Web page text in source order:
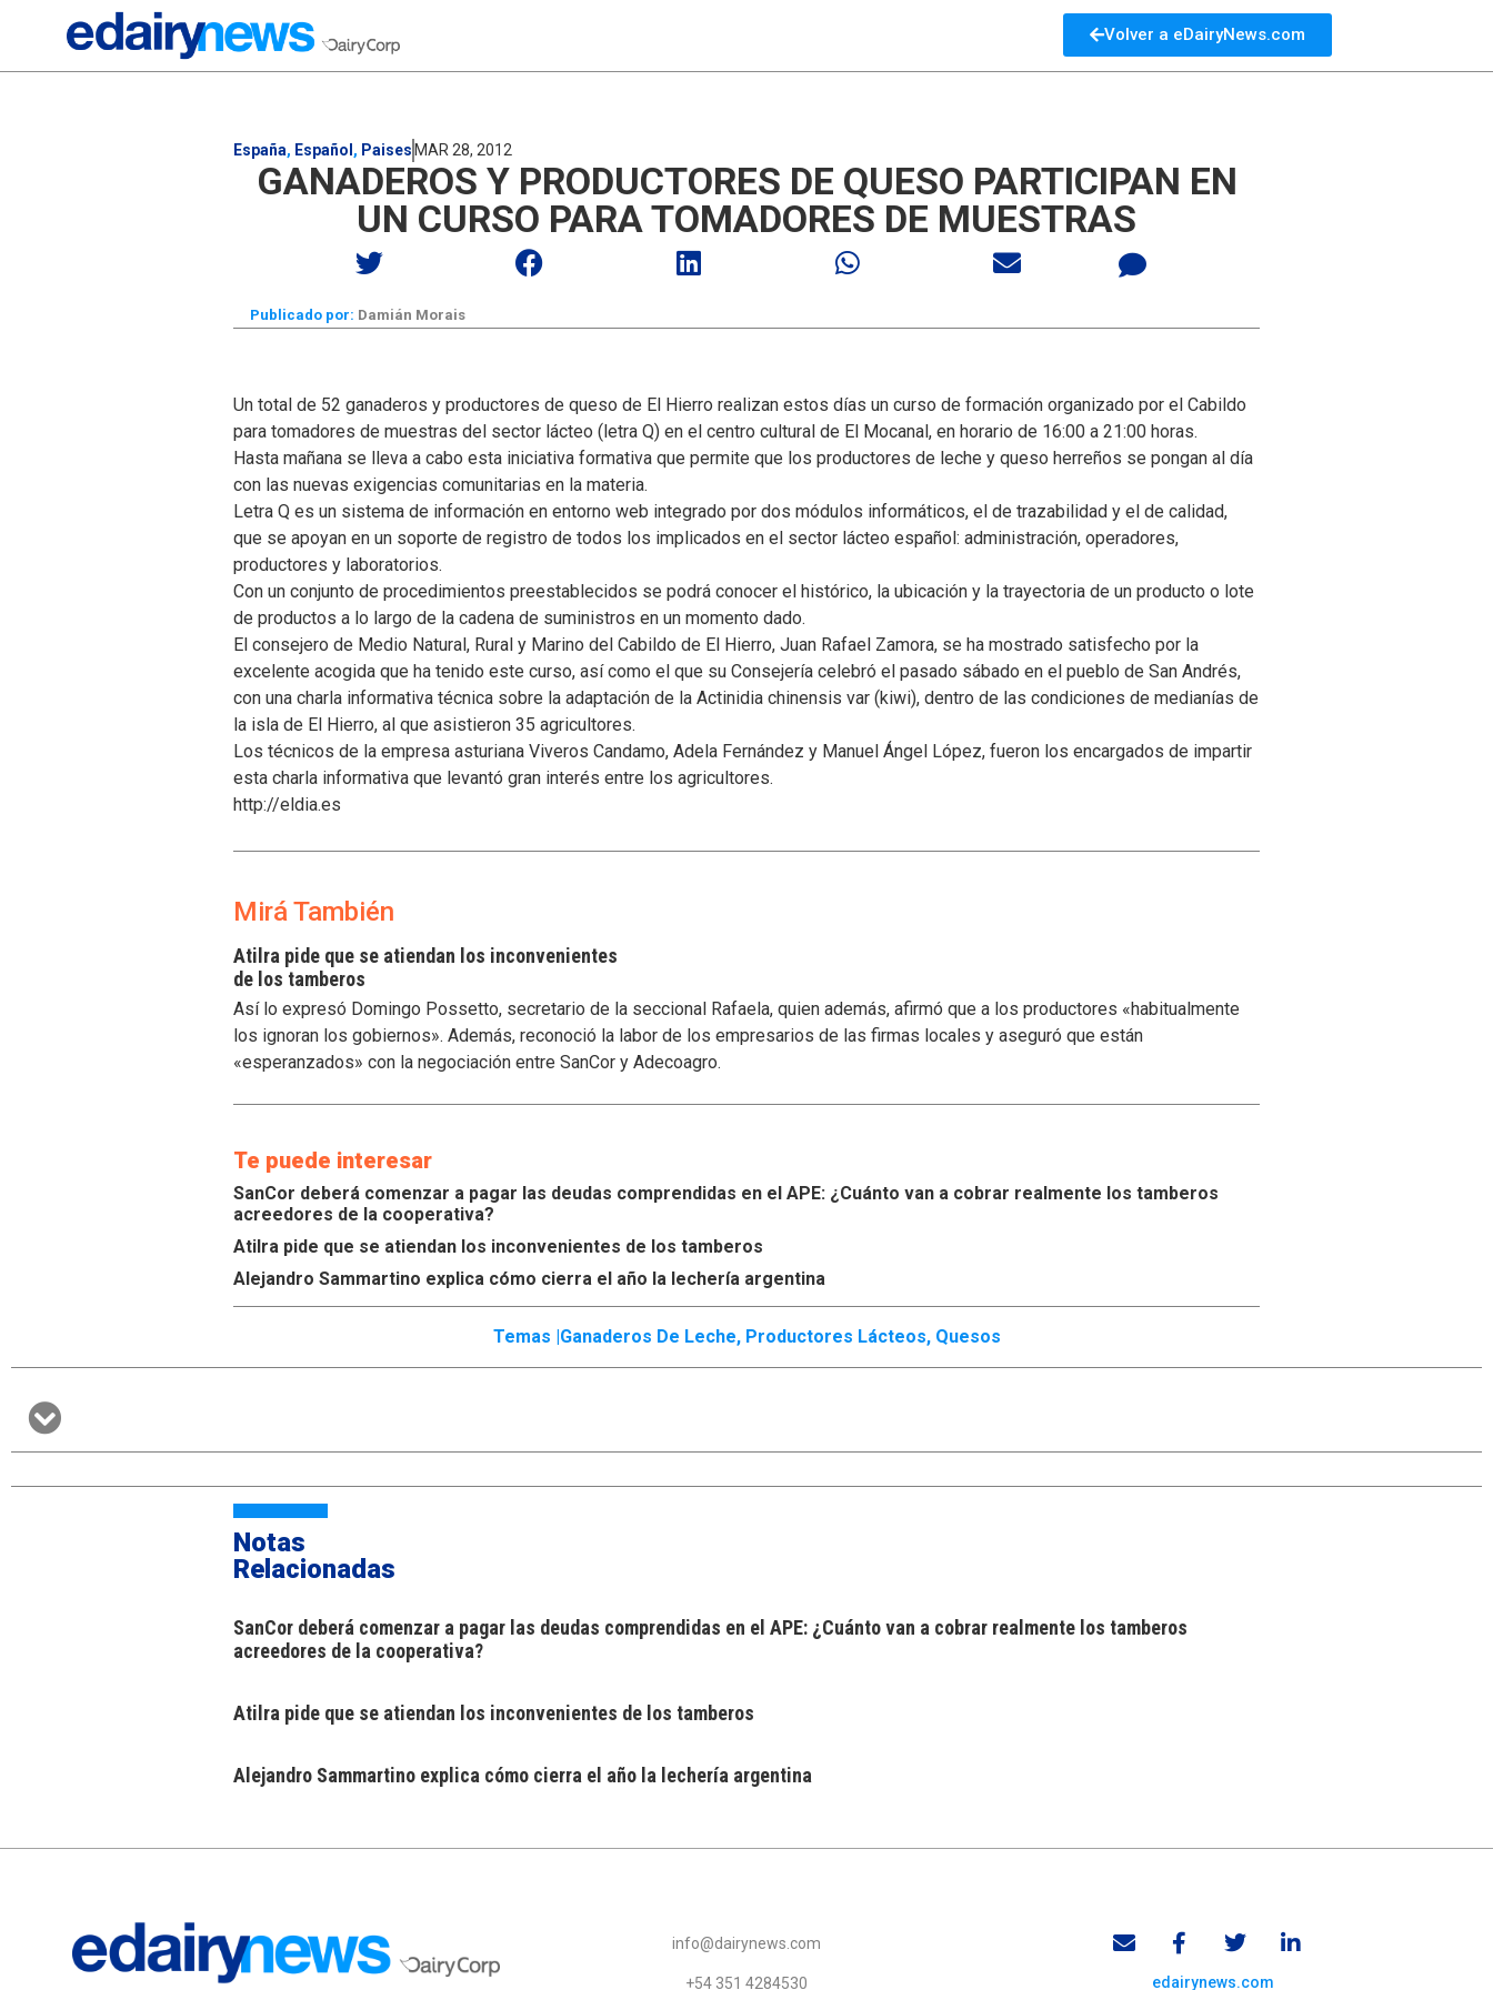
Volver a eDairyNews.com
España, Español , Paises MAR 28, 2012
GANADEROS Y PRODUCTORES DE QUESO PARTICIPAN EN
UN CURSO PARA TOMADORES DE MUESTRAS
Publicado por: Damián Morais
Un total de 52 ganaderos y productores de queso de El Hierro realizan estos días un curso de formación organizado por el Cabildo
para tomadores de muestras del sector lácteo (letra Q) en el centro cultural de El Mocanal, en horario de 16:00 a 21:00 horas.
Hasta mañana se lleva a cabo esta iniciativa formativa que permite que los productores de leche y queso herreños se pongan al día
con las nuevas exigencias comunitarias en la materia.
Letra Q es un sistema de información en entorno web integrado por dos módulos informáticos, el de trazabilidad y el de calidad,
que se apoyan en un soporte de registro de todos los implicados en el sector lácteo español: administración, operadores,
productores y laboratorios.
Con un conjunto de procedimientos preestablecidos se podrá conocer el histórico, la ubicación y la trayectoria de un producto o lote
de productos a lo largo de la cadena de suministros en un momento dado.
El consejero de Medio Natural, Rural y Marino del Cabildo de El Hierro, Juan Rafael Zamora, se ha mostrado satisfecho por la
excelente acogida que ha tenido este curso, así como el que su Consejería celebró el pasado sábado en el pueblo de San Andrés,
con una charla informativa técnica sobre la adaptación de la Actinidia chinensis var (kiwi), dentro de las condiciones de medianías de
la isla de El Hierro, al que asistieron 35 agricultores.
Los técnicos de la empresa asturiana Viveros Candamo, Adela Fernández y Manuel Ángel López, fueron los encargados de impartir
esta charla informativa que levantó gran interés entre los agricultores.
http://eldia.es
Mirá También
Atilra pide que se atiendan los inconvenientes
de los tamberos
Así lo expresó Domingo Possetto, secretario de la seccional Rafaela, quien además, afirmó que a los productores «habitualmente
los ignoran los gobiernos». Además, reconoció la labor de los empresarios de las firmas locales y aseguró que están
«esperanzados» con la negociación entre SanCor y Adecoagro.
Te puede interesar
SanCor deberá comenzar a pagar las deudas comprendidas en el APE: ¿Cuánto van a cobrar realmente los tamberos
acreedores de la cooperativa?
Atilra pide que se atiendan los inconvenientes de los tamberos
Alejandro Sammartino explica cómo cierra el año la lechería argentina
Temas | Ganaderos De Leche, Productores Lácteos, Quesos
Notas
Relacionadas
SanCor deberá comenzar a pagar las deudas comprendidas en el APE: ¿Cuánto van a cobrar realmente los tamberos
acreedores de la cooperativa?
Atilra pide que se atiendan los inconvenientes de los tamberos
Alejandro Sammartino explica cómo cierra el año la lechería argentina
info@dairynews.com
+54 351 4284530 edairynews.com